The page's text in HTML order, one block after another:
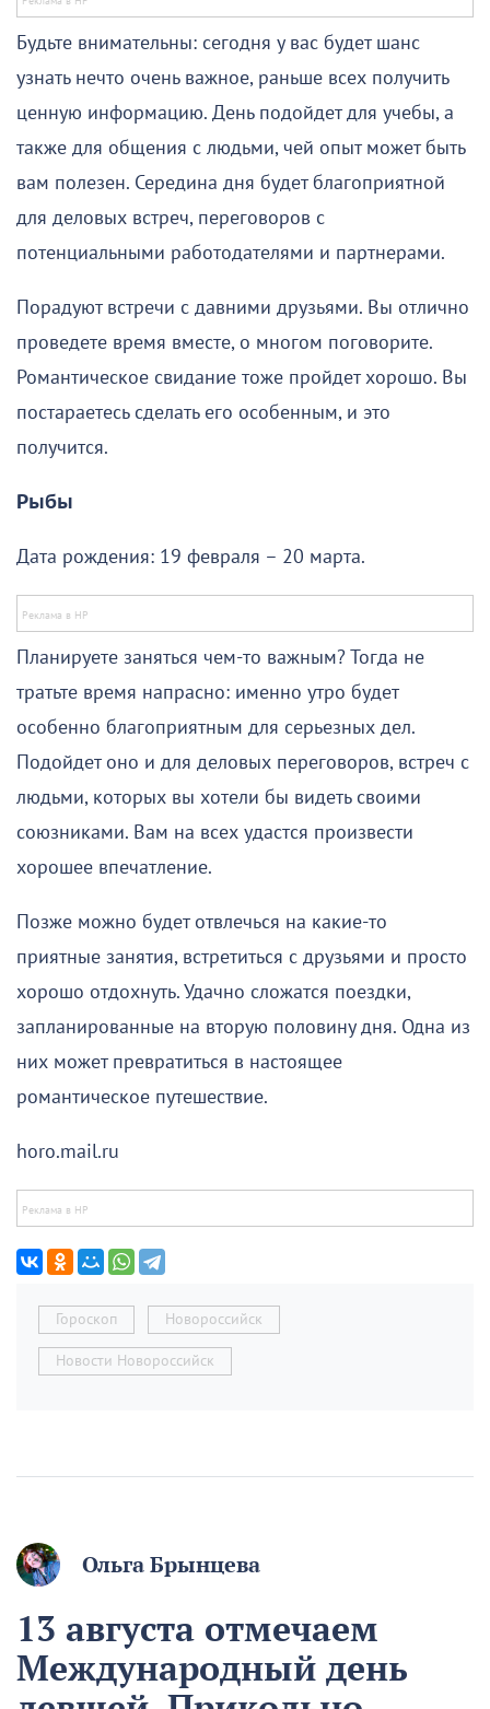
Будьте внимательны: сегодня у вас будет шанс
узнать нечто очень важное, раньше всех получить
ценную информацию. День подойдет для учебы, а
также для общения с людьми, чей опыт может быть
вам полезен. Середина дня будет благоприятной
для деловых встреч, переговоров с
потенциальными работодателями и партнерами.
Порадуют встречи с давними друзьями. Вы отлично
проведете время вместе, о многом поговорите.
Романтическое свидание тоже пройдет хорошо. Вы
постараетесь сделать его особенным, и это
получится.
Рыбы
Дата рождения: 19 февраля – 20 марта.
Планируете заняться чем-то важным? Тогда не
тратьте время напрасно: именно утро будет
особенно благоприятным для серьезных дел.
Подойдет оно и для деловых переговоров, встреч с
людьми, которых вы хотели бы видеть своими
союзниками. Вам на всех удастся произвести
хорошее впечатление.
Позже можно будет отвлечься на какие-то
приятные занятия, встретиться с друзьями и просто
хорошо отдохнуть. Удачно сложатся поездки,
запланированные на вторую половину дня. Одна из
них может превратиться в настоящее
романтическое путешествие.
horo.mail.ru
Гороскоп Новороссийск
Новости Новороссийск
Ольга Брынцева
13 августа отмечаем
Международный день